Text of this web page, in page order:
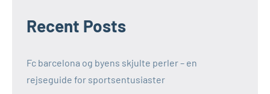
Recent Posts
Fc barcelona og byens skjulte perler – en
rejseguide for sportsentusiaster